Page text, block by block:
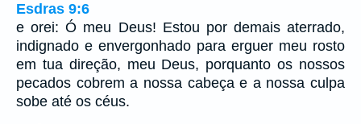
Esdras 9:6
e orei: Ó meu Deus! Estou por demais aterrado,
indignado e envergonhado para erguer meu rosto
em tua direção, meu Deus, porquanto os nossos
pecados cobrem a nossa cabeça e a nossa culpa
sobe até os céus.